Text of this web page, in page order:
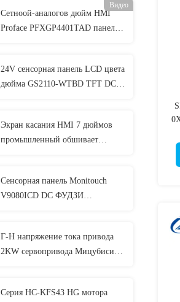
Видео
Сетноой-аналогов дюйм HMI
Proface PFXGP4401TAD панели
24V сенсорная панель LCD цвета
дюйма GS2110-WTBD TFT DC
Экран касания HMI 7 дюймов
промышленный обшивает
Сенсорная панель Monitouch
V9080ICD DC ФУДЗИ
Г-Н напряжение тока привода
2KW сервопривода Мицубиси
Серия HC-KFS43 HG мотора